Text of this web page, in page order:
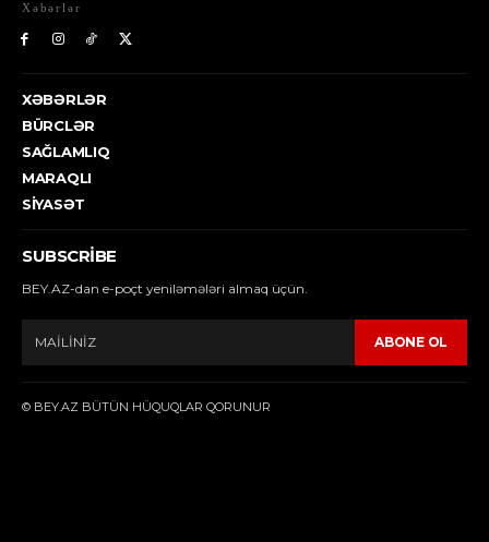
Xəbərlər
XƏBƏRLƏR
BÜRCLƏR
SAĞLAMLIQ
MARAQLI
SIYASƏT
SUBSCRIBE
BEY.AZ-dan e-poçt yeniləmələri almaq üçün.
ABONE OL
© BEY.AZ BÜTÜN HÜQUQLAR QORUNUR